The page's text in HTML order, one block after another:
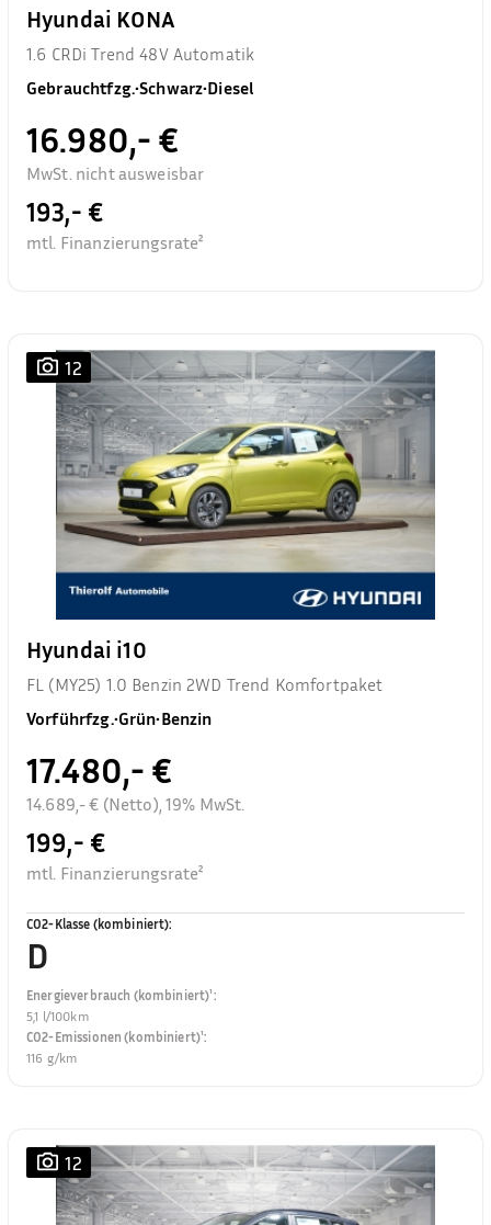
Hyundai KONA
1.6 CRDi Trend 48V Automatik
Gebrauchtfzg.•Schwarz•Diesel
16.980,- €
MwSt. nicht ausweisbar
193,- €
mtl. Finanzierungsrate²
12
Hyundai i10
FL (MY25) 1.0 Benzin 2WD Trend Komfortpaket
Vorführfzg.•Grün•Benzin
17.480,- €
14.689,- € (Netto), 19% MwSt.
199,- €
mtl. Finanzierungsrate²
CO2-Klasse (kombiniert):
D
Energieverbrauch (kombiniert)¹:
5,1 l/100km
CO2-Emissionen (kombiniert)¹:
116 g/km
12